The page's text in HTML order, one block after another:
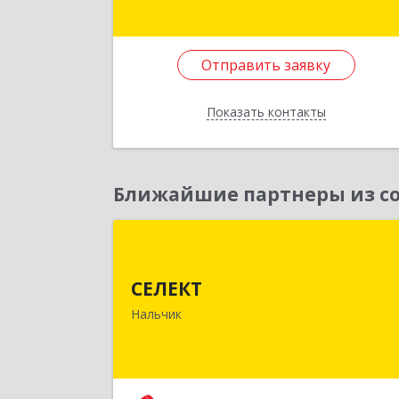
Отправить заявку
Показать контакты
Подробнее
Назад
Ближайшие партнеры из
СЕЛЕКТ
Нальчик
360030, Кабардино-Балкарская Респ,
Нальчик г, Кулиева пр-кт, дом № 10а